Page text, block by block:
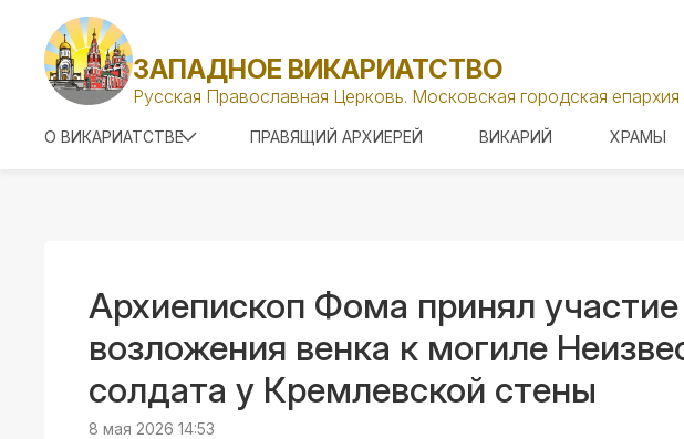
ЗАПАДНОЕ ВИКАРИАТСТВО
Русская Православная Церковь. Московская городская епархия
О ВИКАРИАТСТВЕ ПРАВЯЩИЙ АРХИЕРЕЙ ВИКАРИЙ ХРАМЫ
Архиепископ Фома принял
возложения венка к могиле
солдата у Кремлевской стены
8 мая 2026 14:53